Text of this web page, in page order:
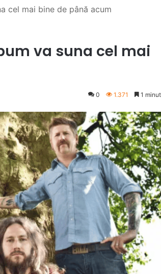
cel mai bine de până acum
va suna cel mai
0 1.371 1